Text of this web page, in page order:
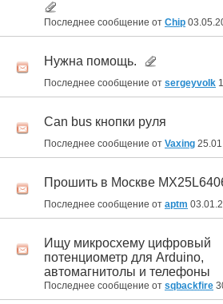
Последнее сообщение от Chip
Нужна помощь.
Последнее сообщение от sergeyvolk
Can bus кнопки руля
Последнее сообщение от Vaxing
Прошить в Москве
Последнее сообщение от aptm
Ищу микросхему цифровый
потенциометр для Arduino,
автомагнитолы и телефоны
Последнее сообщение от sqbackfire